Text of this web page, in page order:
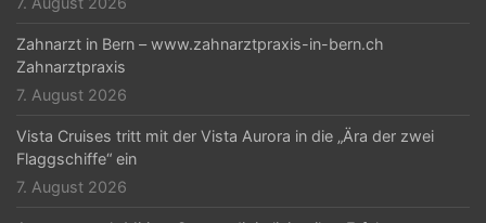
Zahnarzt in Bern – www.zahnarztpraxis-in-bern.ch
Zahnarztpraxis
7. August 2026
Vista Cruises tritt mit der Vista Aurora in die „Ära der zwei
Flaggschiffe“ ein
7. August 2026